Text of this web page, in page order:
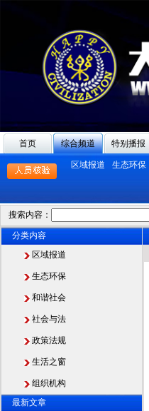
首页 综合频道 特别播报
区域报道 生态环保
搜索内容：
分类内容
区域报道
生态环保
和谐社会
社会与法
政策法规
生活之窗
组织机构
最新文章